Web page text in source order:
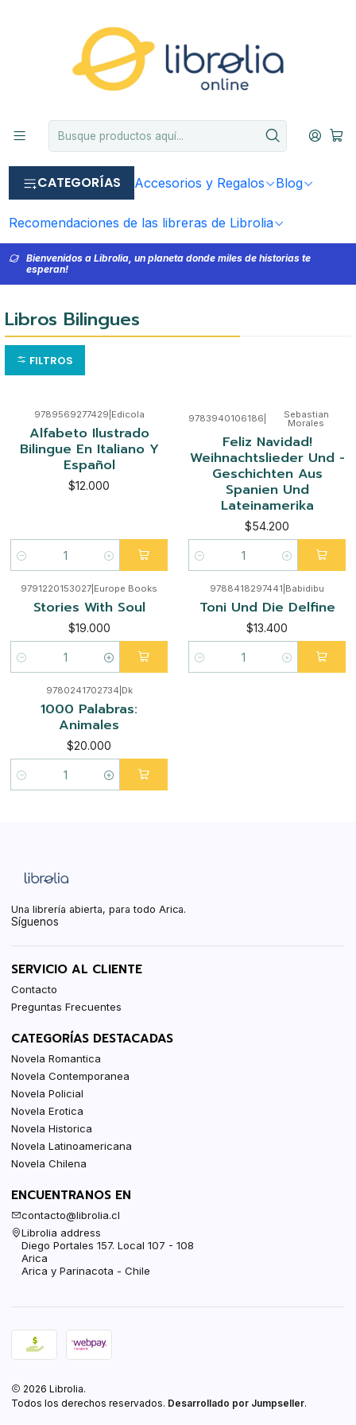
CATEGORÍAS Accesorios y Regalos Blog
Recomendaciones de las libreras de Librolia
Bienvenidos a Librolia, un planeta donde miles de historias te
esperan!
Libros Bilingues
FILTROS
9789569277429 Edicola
Alfabeto Ilustrado
Bilingue En Italiano Y
Español
$12.000
Cantidad
9783940106186 Sebastian
Morales
Feliz Navidad!
Weihnachtslieder Und -
Geschichten Aus
Spanien Und
Lateinamerika
$54.200
Cantidad
9791220153027 Europe Books
Stories With Soul
$19.000
Cantidad
9788418297441 Babidibu
Toni Und Die Delfine
$13.400
Cantidad
9780241702734 Dk
1000 Palabras:
Animales
$20.000
Cantidad
Una librería abierta, para todo Arica.
Síguenos
SERVICIO AL CLIENTE
Contacto
Preguntas Frecuentes
CATEGORÍAS DESTACADAS
Novela Romantica
Novela Contemporanea
Novela Policial
Novela Erotica
Novela Historica
Novela Latinoamericana
Novela Chilena
ENCUENTRANOS EN
contacto@librolia.cl
Librolia address
Diego Portales 157. Local 107 - 108
Arica
Arica y Parinacota - Chile
2026 Librolia.
Todos los derechos reservados. Desarrollado por Jumpseller.